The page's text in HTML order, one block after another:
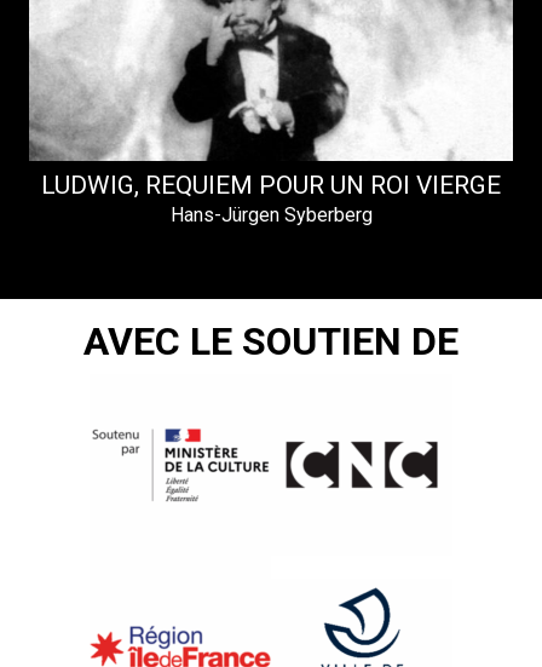
LUDWIG, REQUIEM POUR UN ROI VIERGE
Hans-Jürgen Syberberg
AVEC LE SOUTIEN DE